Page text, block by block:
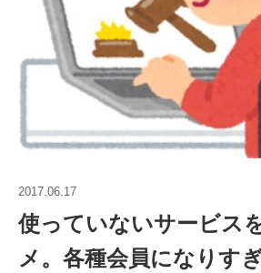
2017.06.17
使っていないサービス
メ。各種会員になりす